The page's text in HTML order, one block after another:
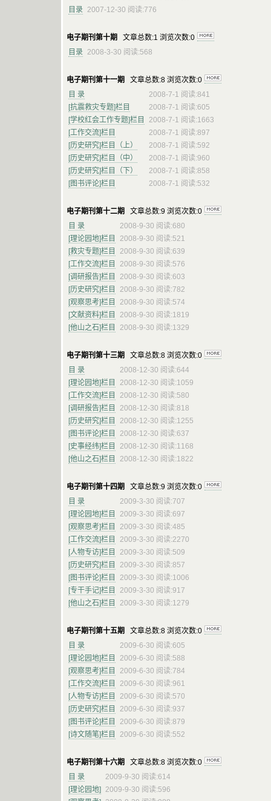
目录 2007-12-30 阅读:776
电子期刊第十期 文章总数:1 浏览次数:0
目录 2008-3-30 阅读:568
电子期刊第十一期 文章总数:8 浏览次数:0
目 录
2008-7-1 阅读:841
[抗震救灾专题]栏目
2008-7-1 阅读:605
[学校红会工作专题]栏目
2008-7-1 阅读:1663
[工作交流]栏目
2008-7-1 阅读:897
[历史研究]栏目（上）
2008-7-1 阅读:592
[历史研究]栏目（中）
2008-7-1 阅读:960
[历史研究]栏目（下）
2008-7-1 阅读:858
[图书评论]栏目
2008-7-1 阅读:532
电子期刊第十二期 文章总数:9 浏览次数:0
目 录
2008-9-30 阅读:680
[理论园地]栏目
2008-9-30 阅读:521
[救灾专题]栏目
2008-9-30 阅读:639
[工作交流]栏目
2008-9-30 阅读:576
[调研报告]栏目
2008-9-30 阅读:603
[历史研究]栏目
2008-9-30 阅读:782
[观察思考]栏目
2008-9-30 阅读:574
[文献资料]栏目
2008-9-30 阅读:1819
[他山之石]栏目
2008-9-30 阅读:1329
电子期刊第十三期 文章总数:8 浏览次数:0
目 录
2008-12-30 阅读:644
[理论园地]栏目
2008-12-30 阅读:1059
[工作交流]栏目
2008-12-30 阅读:580
[调研报告]栏目
2008-12-30 阅读:818
[历史研究]栏目
2008-12-30 阅读:1255
[图书评论]栏目
2008-12-30 阅读:637
[史事经纬]栏目
2008-12-30 阅读:1168
[他山之石]栏目
2008-12-30 阅读:1822
电子期刊第十四期 文章总数:9 浏览次数:0
目 录
2009-3-30 阅读:707
[理论园地]栏目
2009-3-30 阅读:697
[观察思考]栏目
2009-3-30 阅读:485
[工作交流]栏目
2009-3-30 阅读:2270
[人物专访]栏目
2009-3-30 阅读:509
[历史研究]栏目
2009-3-30 阅读:857
[图书评论]栏目
2009-3-30 阅读:1006
[专干手记]栏目
2009-3-30 阅读:917
[他山之石]栏目
2009-3-30 阅读:1279
电子期刊第十五期 文章总数:8 浏览次数:0
目 录
2009-6-30 阅读:605
[理论园地]栏目
2009-6-30 阅读:588
[观察思考]栏目
2009-6-30 阅读:784
[工作交流]栏目
2009-6-30 阅读:961
[人物专访]栏目
2009-6-30 阅读:570
[历史研究]栏目
2009-6-30 阅读:937
[图书评论]栏目
2009-6-30 阅读:879
[诗文随笔]栏目
2009-6-30 阅读:552
电子期刊第十六期 文章总数:8 浏览次数:0
目 录
2009-9-30 阅读:614
[理论园地] 2009-9-30 阅读:596